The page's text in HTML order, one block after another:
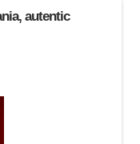
autentic